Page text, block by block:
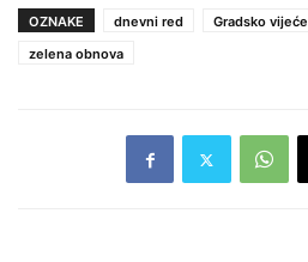
OZNAKE dnevni red Gradsko vijeće
zelena obnova